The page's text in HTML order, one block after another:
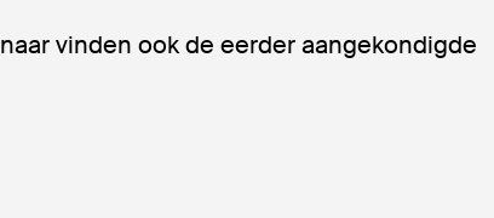
vinden ook de eerder aangekondigde